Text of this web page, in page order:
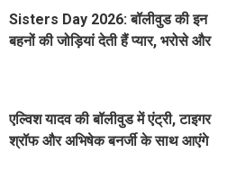
Sisters Day 2026: बॉलीवुड की इन
बहनों की जोड़ियां देती हैं प्यार, भरोसे और
एल्विश यादव की बॉलीवुड में एंट्री, टाइगर
श्रॉफ और अभिषेक बनर्जी के साथ आएंगे